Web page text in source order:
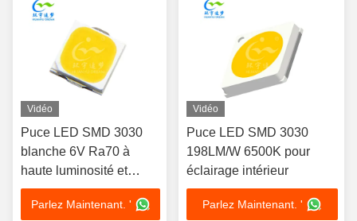
Vidéo
Puce LED SMD 3030
blanche 6V Ra70 à
haute luminosité et
efficacité lumineuse
Parlez Maintenant. '
Vidéo
Puce LED SMD 3030
198LM/W 6500K pour
éclairage intérieur
Parlez Maintenant. '